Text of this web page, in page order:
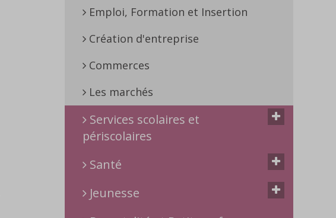
Emploi, Formation et Insertion
Création d'entreprise
Commerces
Les marchés
Services scolaires et
périscolaires
Santé
Jeunesse